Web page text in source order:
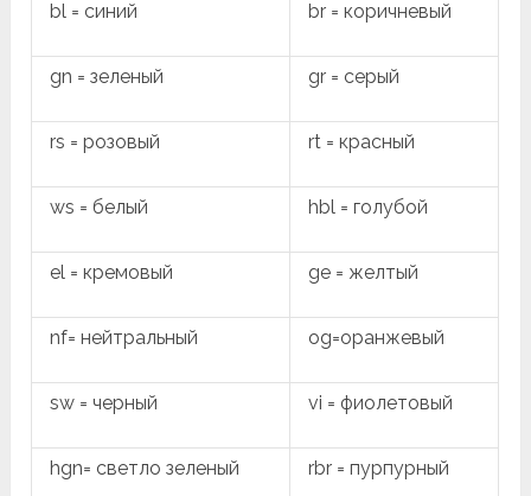
bl = синий br = коричневый
gn = зеленый gr = серый
rs = розовый rt = красный
ws = белый hbl = голубой
el = кремовый ge = желтый
nf= нейтральный og=оранжевый
sw = черный vi = фиолетовый
hgn= светло зеленый rbr = пурпурный